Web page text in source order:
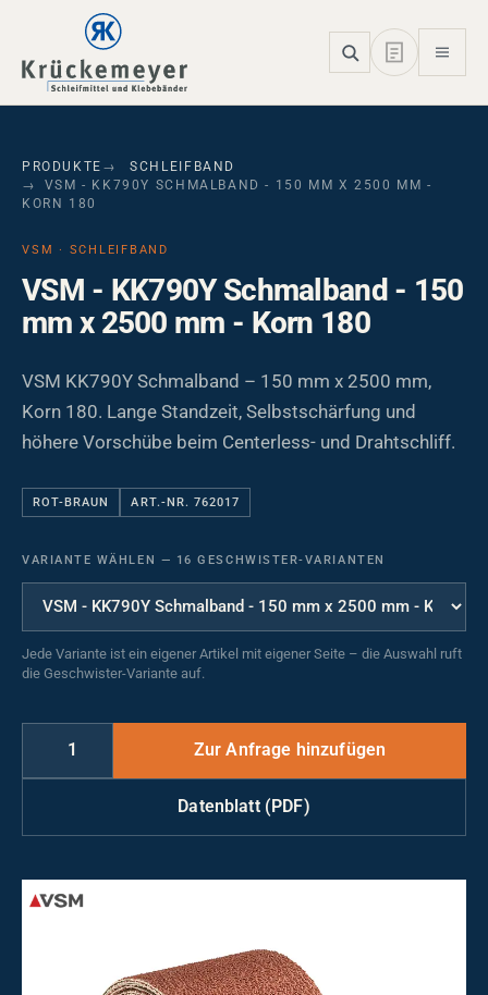
Skip to main navigation
Skip to main content
Skip to page footer
PRODUKTE
SCHLEIFBAND
VSM - KK790Y SCHMALBAND - 150 MM X 2500 MM -
KORN 180
VSM · SCHLEIFBAND
VSM - KK790Y Schmalband - 150
mm x 2500 mm - Korn 180
VSM KK790Y Schmalband – 150 mm x 2500 mm,
Korn 180. Lange Standzeit, Selbstschärfung und
höhere Vorschübe beim Centerless- und Drahtschliff.
ROT-BRAUN ART.-NR. 762017
VARIANTE WÄHLEN — 16 GESCHWISTER-VARIANTEN
Jede Variante ist ein eigener Artikel mit eigener Seite – die Auswahl ruft
die Geschwister-Variante auf.
Datenblatt (PDF)